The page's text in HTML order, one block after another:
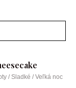
/ Sladké / Veľká noc